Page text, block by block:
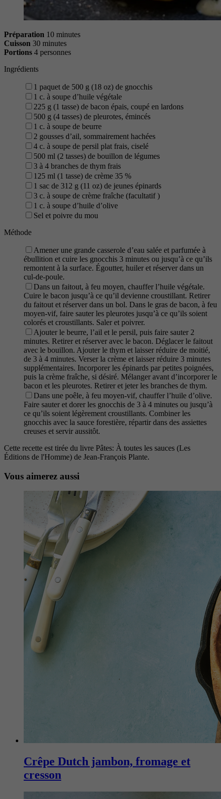
Préparation 10 minutes
Cuisson 30 minutes
Portions 4 personnes
Ingrédients
1 paquet de 500 g (18 oz) de gnocchis
1 c. à soupe d’huile végétale
225 g (1 tasse) de bacon épais, coupé en lardons
500 g (4 tasses) de pleurotes, émincés
1 c. à soupe de beurre
2 gousses d’ail, sommairement hachées
4 c. à soupe de persil plat frais, ciselé
500 ml (2 tasses) de bouillon de légumes
3 à 4 branches de thym frais
125 ml (1 tasse) de crème 35 %
1 sac de 312 g (11 oz) de jeunes épinards
3 c. à soupe de crème fraîche (facultatif )
1 c. à soupe d’huile d’olive
Sel et poivre du mou
Méthode
Amener une grande casserole d’eau salée et parfumée à
ébullition et cuire les gnocchis 3 minutes ou jusqu’à ce qu’ils
remontent à la surface. Égoutter, huiler et réserver dans un
cul-de-poule.
Dans un faitout, à feu moyen, chauffer l’huile végétale.
Cuire le bacon jusqu’à ce qu’il devienne croustillant. Retirer
du faitout et réserver dans un bol. Dans le gras de bacon, à feu
moyen-vif, faire sauter les pleurotes jusqu’à ce qu’ils soient
colorés et croustillants. Saler et poivrer.
Ajouter le beurre, l’ail et le persil, puis faire sauter 2
minutes. Retirer et réserver avec le bacon. Déglacer le faitout
avec le bouillon. Ajouter le thym et laisser réduire de moitié,
de 3 à 4 minutes. Verser la crème et laisser réduire 3 minutes
supplémentaires. Incorporer les épinards par petites poignées,
puis la crème fraîche, si désiré. Mélanger avant d’incorporer le
bacon et les pleurotes. Retirer et jeter les branches de thym.
Dans une poêle, à feu moyen-vif, chauffer l’huile d’olive.
Faire sauter et dorer les gnocchis de 3 à 4 minutes ou jusqu’à
ce qu’ils soient légèrement croustillants. Combiner les
gnocchis avec la sauce forestière, répartir dans des assiettes
creuses et servir aussitôt.
Cette recette est tirée du livre Pâtes: À toutes les sauces (Les
Éditions de l'Homme) de Jean-François Plante.
Vous aimerez aussi
Crêpe Dutch jambon, fromage et
cresson